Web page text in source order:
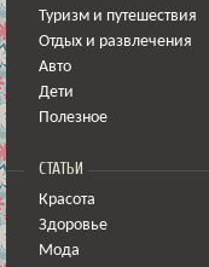
Туризм и путешествия
Отдых и развлечения
Авто
Дети
Полезное
СТАТЬИ
Красота
Здоровье
Мода